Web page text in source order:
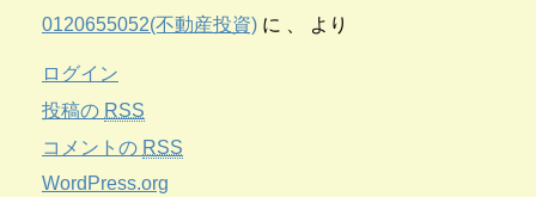
0120655052(不動産投資) に より
ログイン
投稿の RSS
コメントの RSS
WordPress.org